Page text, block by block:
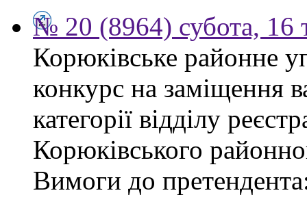
№ 20 (8964) субота, 16
Корюківське районне
конкурс на заміщення
категорії відділу
Корюківського
Вимоги до